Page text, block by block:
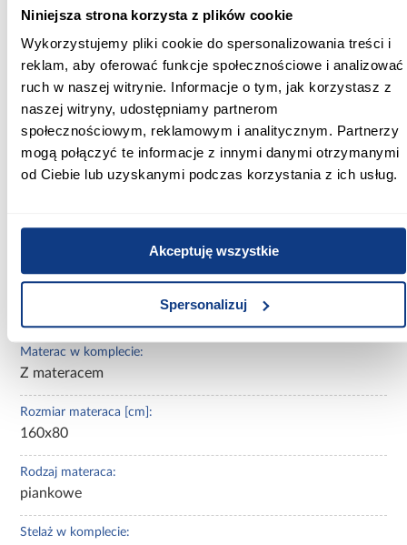
Niniejsza strona korzysta z plików cookie
Wykorzystujemy pliki cookie do spersonalizowania treści i
reklam, aby oferować funkcje społecznościowe i analizować
ruch w naszej witrynie. Informacje o tym, jak korzystasz z
naszej witryny, udostępniamy partnerom
społecznościowym, reklamowym i analitycznym. Partnerzy
mogą połączyć te informacje z innymi danymi otrzymanymi
od Ciebie lub uzyskanymi podczas korzystania z ich usług.
Akceptuję wszystkie
Spersonalizuj
165.00
Głębokość [cm]:
84.00
Wysokość [cm]:
49.00
Szerokość pow. spania [cm]:
Długość pow. spania [cm]:
Materac w komplecie:
Z materacem
Rozmiar materaca [cm]:
160x80
Rodzaj materaca:
piankowe
Stelaż w komplecie: